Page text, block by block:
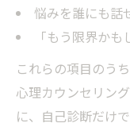
悩みを誰にも話
「もう限界か
これらの項目のう
心理カウンセリン
に、自己診断だけ